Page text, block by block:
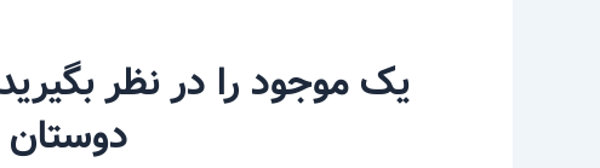
یک موجود را در نظر
دوستان